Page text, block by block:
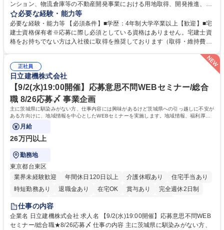
ンション、物流倉庫等の不動産開発事業における用地取得、開発推進、賃
貸運営、売却、仲介・活用提案等を行う営業部門において事務業務を担当
いただきます。 【詳細】・契約書管理、契約書製本、捺印対応、ファイリ
ング、登記簿取得、調書取得・支払業務（各種費用支払、支払管理、請
求・支払データ登録、取引先マスター申請対応）・予算作成及び予実管
告書作成及び月次管理・部内総務庶務全般 など※※配属先によっては上記
の他に担当頂く業務が発生する場合があります。 募集職種 【営業事務】
業務職/三井物産グループ/平均残業時間10H/完全週休2日
必要な経験・能力等
必要な経験・能力等 【必須条件】■学歴：4年制大学卒業以上【歓迎】■宅
建士資格保有者※応募に際し必須としている資格はありません。宅建士資
格をお持ちでない方は入社後に取得を推奨しております（取得・維持費用
る方。 ・社内外の多様な関係者と協調して業務を進められるコミュニケー
ション力がある方。 ・チャレンジを厭わず、粘り強く業務に取り組める
方。多様な関係者と謙虚に信頼関係を構築でき、期限を意識したスケジュ
ール管理が出来る方。※将来的に他部署（営業部門、コーポレート部門）
へのジョブローテーションの可能性があります。 学歴・資格 学歴：大学
院 大学 語学力： 資格：宅地建物取引士
正社員
日立建機株式会社
【9/2(水)19:00開催】応募意思不問WEBセミナー/総合
職 8/26応募〆 事業企画
主に茨城県に馴染みがない方、仕事内容には興味があるけど茨城県への引っ越しに不安が
ある方向けに、地域情報を中心としたWEBセミナーを実施します。地域情報、福利厚生
情報等をお伝えします。
月給
26万円以上
勤務地
東京都台東区
業界未経験歓迎
年間休日120日以上 介護休暇あり
住宅手当あり
時短勤務あり
退職金あり 在宅OK 賞与あり
完全週休2日制
交通費支給
仕事の内容
企業名 日立建機株式会社 求人名 【9/2(水)19:00開催】応募意思不問WEB
セミナー/総合職★8/26応募〆 仕事の内容 主に茨城県に馴染みがない方、